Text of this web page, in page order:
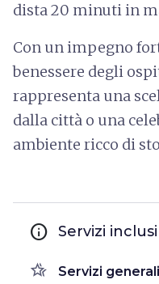
dista 20 minuti in
Con un impegno
benessere degli
rappresenta una
dalla città o una
ambiente ricco di
info Servizi inclusi
hotel_class Servizi generali